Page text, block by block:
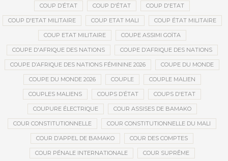
COUP D’ÉTAT COUP D'ÉTAT COUP D'ETAT
COUP D'ETAT MILITAIRE COUP ETAT MALI COUP ÉTAT MILITAIRE
COUP ETAT MILITAIRE COUPE ASSIMI GOÏTA
COUPE D'AFRIQUE DES NATIONS COUPE D’AFRIQUE DES NATIONS
COUPE D’AFRIQUE DES NATIONS FÉMININE 2026 COUPE DU MONDE
COUPE DU MONDE 2026 COUPLE COUPLE MALIEN
COUPLES MALIENS COUPS D’ÉTAT COUPS D'ETAT
COUPURE ÉLECTRIQUE COUR ASSISES DE BAMAKO
COUR CONSTITUTIONNELLE COUR CONSTITUTIONNELLE DU MALI
COUR D’APPEL DE BAMAKO COUR DES COMPTES
COUR PÉNALE INTERNATIONALE COUR SUPRÊME